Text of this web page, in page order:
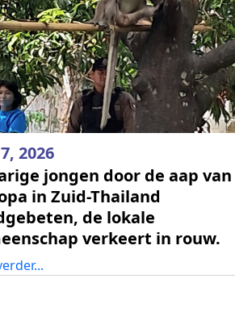
2026
jongen door de aap van
in Zuid-Thailand
de lokale
verkeert in rouw.